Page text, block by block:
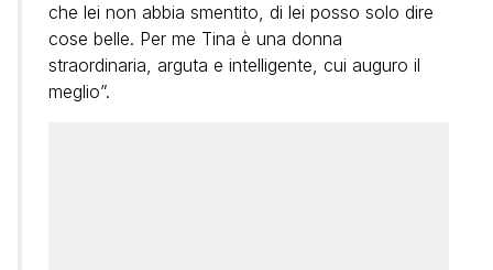
che lei non abbia smentito, di lei posso solo dire
cose belle. Per me Tina è una donna
straordinaria, arguta e intelligente, cui auguro il
meglio”.